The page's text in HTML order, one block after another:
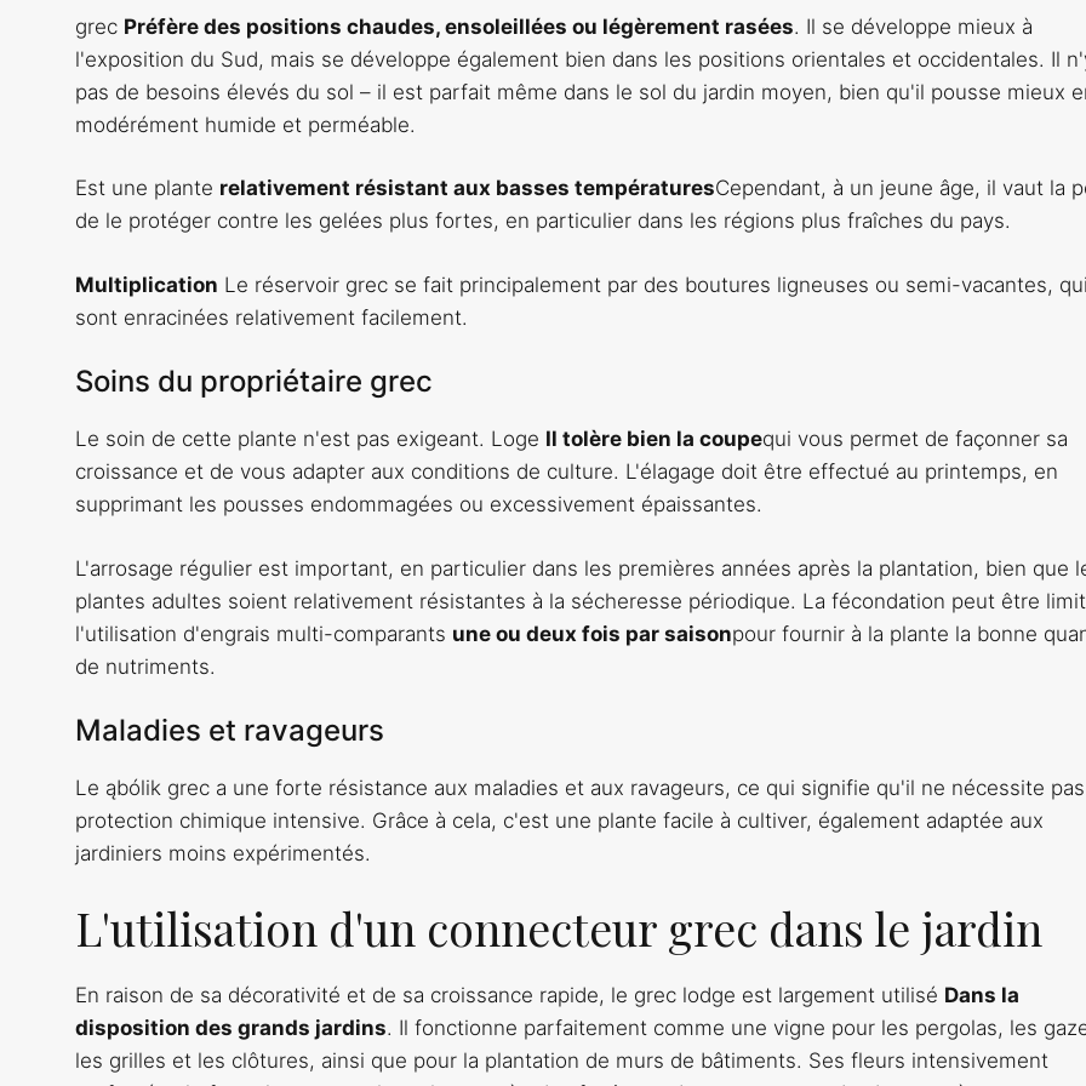
grec Préfère des positions chaudes, ensoleillées ou légèrement rasées. Il se développe mieux à
l'exposition du Sud, mais se développe également bien dans les positions orientales et occidentales. Il
pas de besoins élevés du sol – il est parfait même dans le sol du jardin moyen, bien qu'il pousse mieux
modérément humide et perméable.
Est une plante relativement résistant aux basses températuresCependant, à un jeune âge, il vaut la
de le protéger contre les gelées plus fortes, en particulier dans les régions plus fraîches du pays.
Multiplication Le réservoir grec se fait principalement par des boutures ligneuses ou semi-vacantes, qui
sont enracinées relativement facilement.
Soins du propriétaire grec
Le soin de cette plante n'est pas exigeant. Loge Il tolère bien la coupequi vous permet de façonner sa
croissance et de vous adapter aux conditions de culture. L'élagage doit être effectué au printemps, en
supprimant les pousses endommagées ou excessivement épaissantes.
L'arrosage régulier est important, en particulier dans les premières années après la plantation, bien que
plantes adultes soient relativement résistantes à la sécheresse périodique. La fécondation peut être
l'utilisation d'engrais multi-comparants une ou deux fois par saisonpour fournir à la plante la bonne
de nutriments.
Maladies et ravageurs
Le ąbólik grec a une forte résistance aux maladies et aux ravageurs, ce qui signifie qu'il ne nécessite
protection chimique intensive. Grâce à cela, c'est une plante facile à cultiver, également adaptée aux
jardiniers moins expérimentés.
L'utilisation d'un connecteur grec dans le jardin
En raison de sa décorativité et de sa croissance rapide, le grec lodge est largement utilisé Dans la
disposition des grands jardins. Il fonctionne parfaitement comme une vigne pour les pergolas, les
les grilles et les clôtures, ainsi que pour la plantation de murs de bâtiments. Ses fleurs intensivement